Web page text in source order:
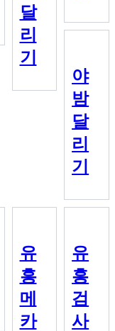
달
리
기
야
밤
달
리
기
유
흥
메
카
유
흥
검
사